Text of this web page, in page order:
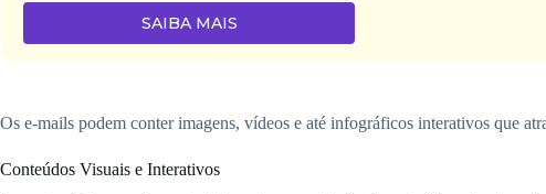
SAIBA MAIS
Os e-mails podem conter imagens, vídeos e até infográficos interativos que
Conteúdos Visuais e Interativos